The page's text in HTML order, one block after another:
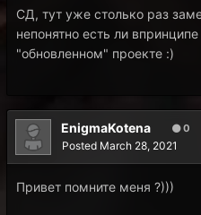
СД, тут уже столько раз
непонятно есть ли
"обновленном" проекте :)
EnigmaKotena 0
Posted March 28, 2021
Привет помните меня ?)))